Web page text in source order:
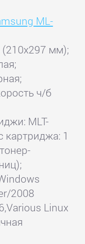
ML-
(210x297 мм);
ч/б
MLT-
картриджа: 1
2008
Linux